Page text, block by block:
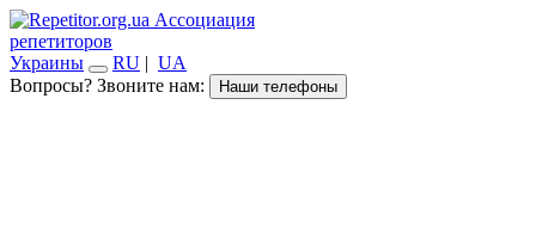
Ассоциация
репетиторов
Украины
RU | UA
Вопросы? Звоните нам:
Наши телефоны